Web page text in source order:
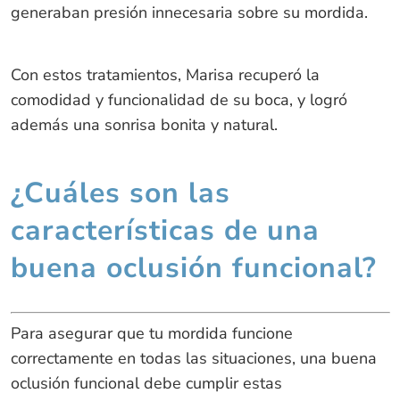
generaban presión innecesaria sobre su mordida.
Con estos tratamientos, Marisa recuperó la
comodidad y funcionalidad de su boca, y logró
además una sonrisa bonita y natural.
¿Cuáles son las
características de una
buena oclusión funcional?
Para asegurar que tu mordida funcione
correctamente en todas las situaciones, una buena
oclusión funcional debe cumplir estas